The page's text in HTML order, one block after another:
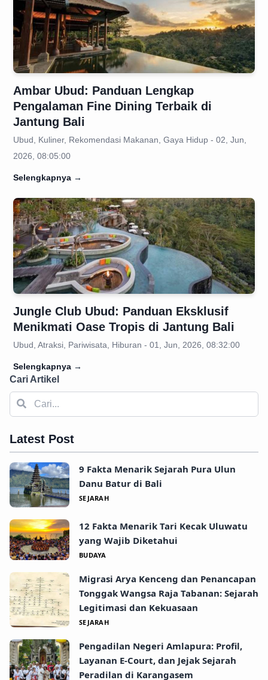
Ambar Ubud: Panduan Lengkap
Pengalaman Fine Dining Terbaik di
Jantung Bali
Ubud, Kuliner, Rekomendasi Makanan, Gaya Hidup - 02, Jun,
2026, 08:05:00
Selengkapnya →
Jungle Club Ubud: Panduan Eksklusif
Menikmati Oase Tropis di Jantung Bali
Ubud, Atraksi, Pariwisata, Hiburan - 01, Jun, 2026, 08:32:00
Selengkapnya →
Cari Artikel
Latest Post
9 Fakta Menarik Sejarah Pura Ulun
Danu Batur di Bali
SEJARAH
12 Fakta Menarik Tari Kecak Uluwatu
yang Wajib Diketahui
BUDAYA
Migrasi Arya Kenceng dan Penancapan
Tonggak Wangsa Raja Tabanan: Sejarah
Legitimasi dan Kekuasaan
SEJARAH
Pengadilan Negeri Amlapura: Profil,
Layanan E-Court, dan Jejak Sejarah
Peradilan di Karangasem